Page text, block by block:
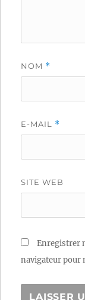
NOM *
E-MAIL *
SITE WEB
Enregistrer
navigateur pour